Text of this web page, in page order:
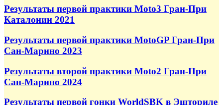
Результаты первой практики Moto3 Гран-При
Каталонии 2021
Результаты первой практики MotoGP Гран-При
Сан-Марино 2023
Результаты второй практики Moto2 Гран-При
Сан-Марино 2024
Результаты первой гонки WorldSBK в Эшториле